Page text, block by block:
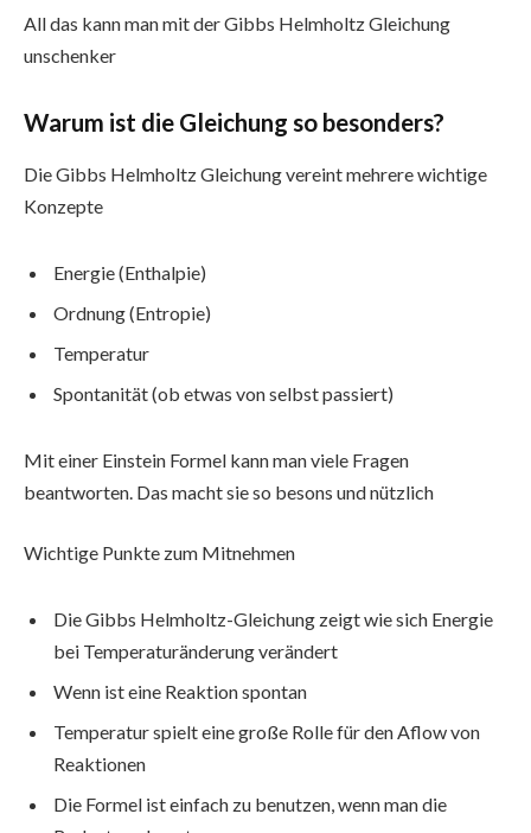
All das kann man mit der Gibbs Helmholtz Gleichung
unschenker
Warum ist die Gleichung so besonders?
Die Gibbs Helmholtz Gleichung vereint mehrere wichtige
Konzepte
Energie (Enthalpie)
Ordnung (Entropie)
Temperatur
Spontanität (ob etwas von selbst passiert)
Mit einer Einstein Formel kann man viele Fragen
beantworten. Das macht sie so besons und nützlich
Wichtige Punkte zum Mitnehmen
Die Gibbs Helmholtz-Gleichung zeigt wie sich Energie
bei Temperaturänderung verändert
Wenn ist eine Reaktion spontan
Temperatur spielt eine große Rolle für den Aflow von
Reaktionen
Die Formel ist einfach zu benutzen, wenn man die